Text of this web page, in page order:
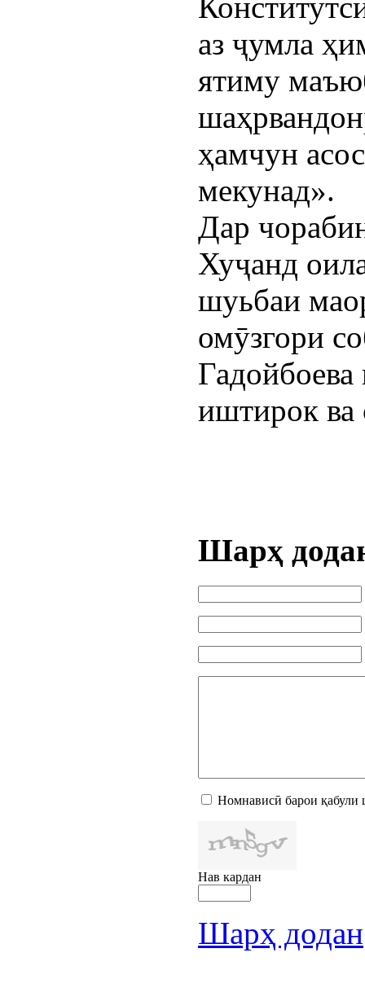
аз ҷумла
ятиму
ҳамчун
мекунад».
Дар
Хуҷанд
шуьбаи
омӯзгори
иштирок ва
Шарҳ
Номнависӣ барои қабули
Нав кардан
Шарҳ додан